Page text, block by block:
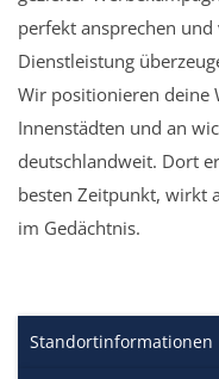
perfekt ansprechen
Dienstleistung
Wir positionieren deine
Innenstädten und an
deutschlandweit. Dort
besten Zeitpunkt, wirkt
im Gedächtnis.
Standortinformationen